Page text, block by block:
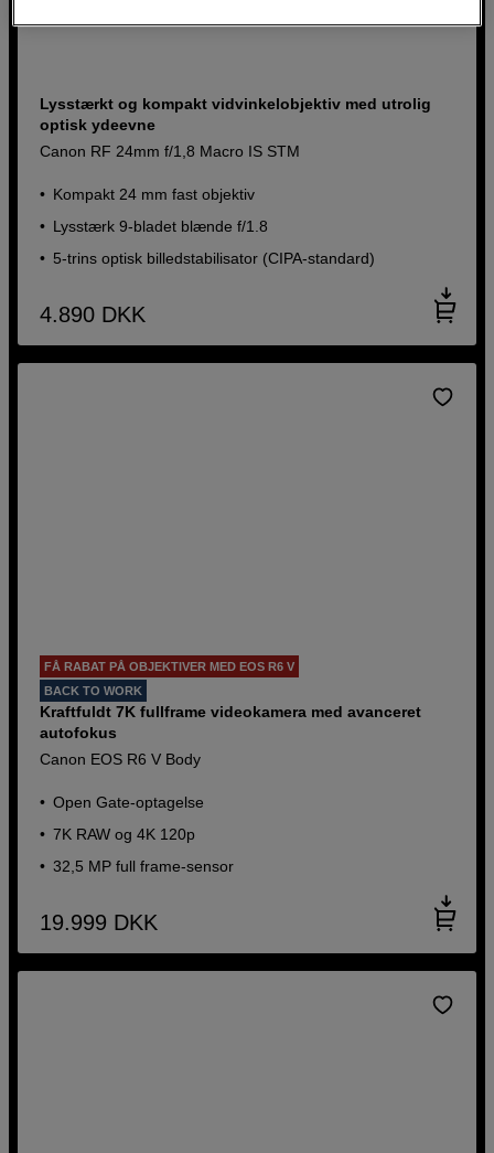
Lysstærkt og kompakt vidvinkelobjektiv med utrolig
optisk ydeevne
Canon RF 24mm f/1,8 Macro IS STM
Kompakt 24 mm fast objektiv
Lysstærk 9-bladet blænde f/1.8
5-trins optisk billedstabilisator (CIPA-standard)
4.890 DKK
FÅ RABAT PÅ OBJEKTIVER MED EOS R6 V
BACK TO WORK
Kraftfuldt 7K fullframe videokamera med avanceret
autofokus
Canon EOS R6 V Body
Open Gate-optagelse
7K RAW og 4K 120p
32,5 MP full frame-sensor
19.999 DKK